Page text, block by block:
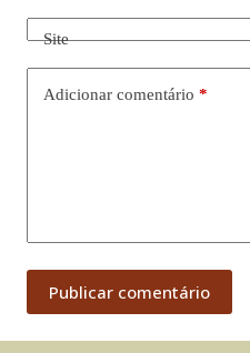
Site
Adicionar comentário *
Publicar comentário